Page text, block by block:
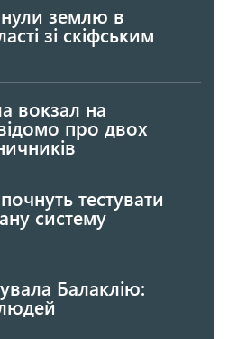
землю в
зі скіфським
вокзал на
про двох
тестувати
систему
Балаклію: